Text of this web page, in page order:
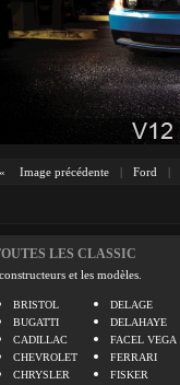
« Image précédente | Ford |
LES CLASSIC
et les modèles.
BRISTOL
BUGATTI
CADILLAC
CHEVROLET
CHRYSLER
DELAGE
DELAHAYE
FACEL VEGA
FERRARI
FISKER